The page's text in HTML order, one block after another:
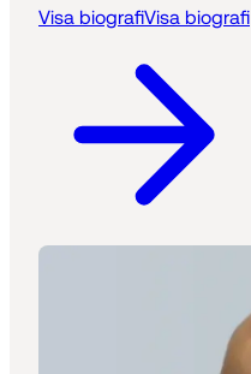
Visa biografiVisa biografi